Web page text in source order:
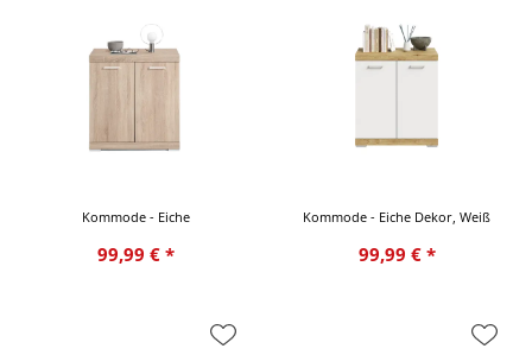
Kommode - Eiche
99,99 € *
Kommode - Eiche Dekor, Weiß
99,99 € *